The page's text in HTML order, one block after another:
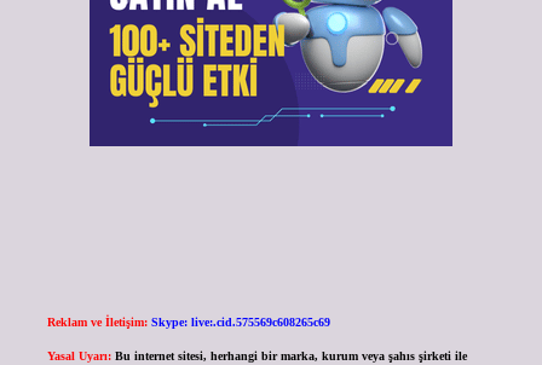
Reklam ve İletişim: Skype: live:.cid.575569c608265c69
Yasal Uyarı: Bu internet sitesi, herhangi bir marka, kurum veya şahıs şirketi ile